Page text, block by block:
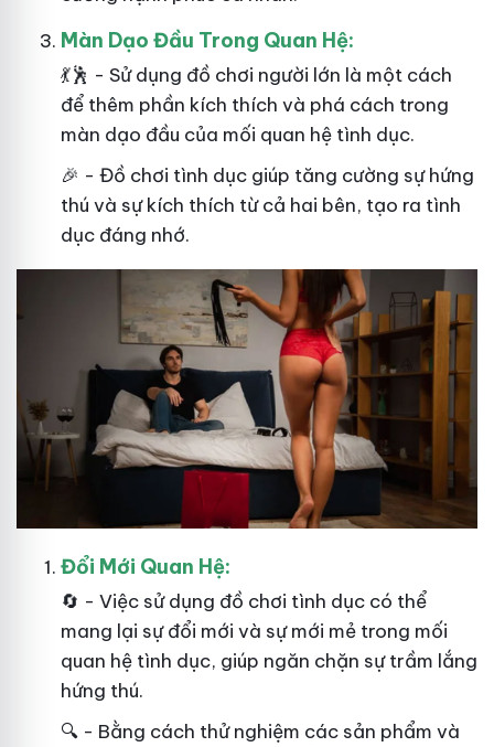
Màn Dạo Đầu Trong Quan Hệ:
💃🕺 - Sử dụng đồ chơi người lớn là một cách
để thêm phần kích thích và phá cách trong
màn dạo đầu của mối quan hệ tình dục.
🎉 - Đồ chơi tình dục giúp tăng cường sự hứng
thú và sự kích thích từ cả hai bên, tạo ra tình
dục đáng nhớ.
Đổi Mới Quan Hệ:
🔄 - Việc sử dụng đồ chơi tình dục có thể
mang lại sự đổi mới và sự mới mẻ trong mối
quan hệ tình dục, giúp ngăn chặn sự trầm lắng
hứng thú.
🔍 - Bằng cách thử nghiệm các sản phẩm và